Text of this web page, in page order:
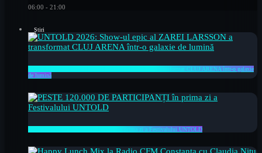
06:00 - 21:00
Știri
UNTOLD 2026: Show-ul epic al ZAREI LARSSON a transformat CLUJ ARENA într-o galaxie
de lumină
PESTE 120.000 DE PARTICIPANȚI în prima zi a Festivalului UNTOLD